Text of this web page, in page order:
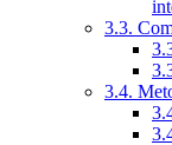
3.3.
3.4.